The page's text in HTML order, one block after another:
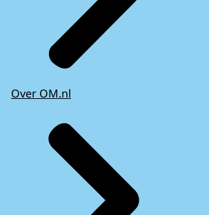
Over OM.nl